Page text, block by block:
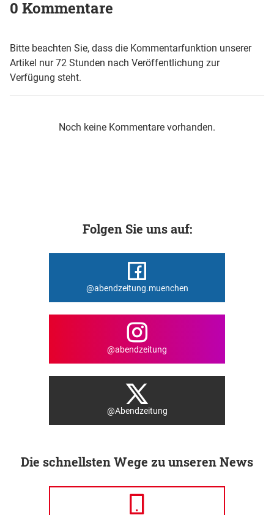
0 Kommentare
Bitte beachten Sie, dass die Kommentarfunktion unserer
Artikel nur 72 Stunden nach Veröffentlichung zur
Verfügung steht.
Noch keine Kommentare vorhanden.
Folgen Sie uns auf:
@abendzeitung.muenchen
@abendzeitung
@Abendzeitung
Die schnellsten Wege zu unseren News